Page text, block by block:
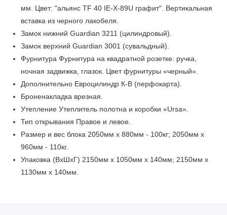
мм. Цвет: "альянс TF 40 IE-X-89U графит". Вертикальная
вставка из черного лакобеля.
Замок нижний Guardian 3211 (цилиндровый).
Замок верхний Guardian 3001 (сувальдный).
Фурнитура Фурнитура на квадратной розетке: ручка,
ночная задвижка, глазок. Цвет фурнитуры «черный».
Дополнительно Евроцилиндр К-В (перфокарта).
Броненакладка врезная.
Утепление Утеплитель полотна и коробки «Ursa».
Тип открывания Правое и левое.
Размер и вес блока 2050мм х 880мм - 100кг; 2050мм х
960мм - 110кг.
Упаковка (ВхШхГ) 2150мм х 1050мм х 140мм; 2150мм х
1130мм х 140мм.